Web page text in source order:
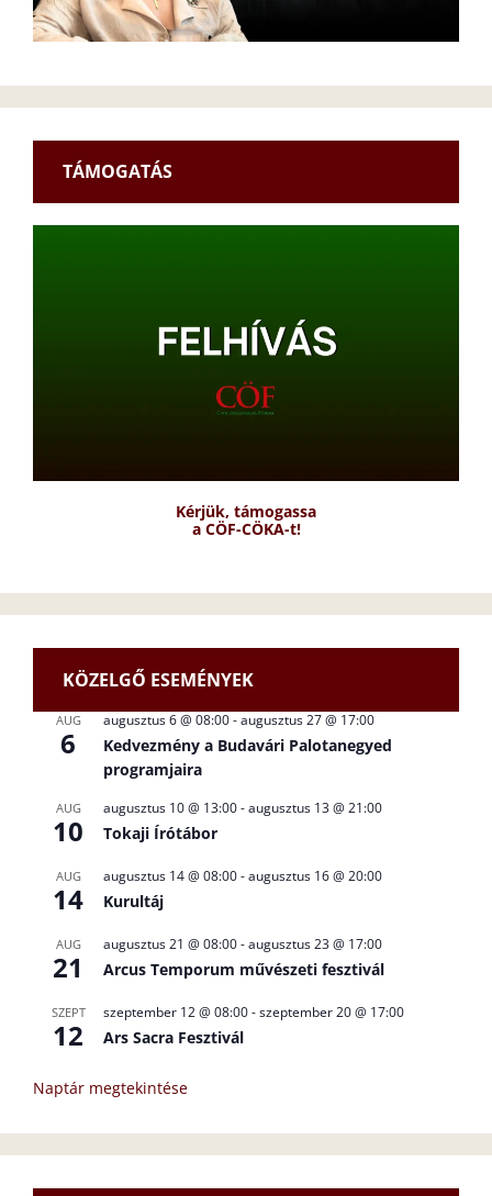
TÁMOGATÁS
Kérjük, támogassa
a CÖF-CÖKA-t!
KÖZELGŐ ESEMÉNYEK
AUG
6
augusztus 6 @ 08:00-augusztus 27 @ 17:00
Kedvezmény a Budavári Palotanegyed
programjaira
AUG
10
augusztus 10 @ 13:00-augusztus 13 @ 21:00
Tokaji Írótábor
AUG
14
augusztus 14 @ 08:00-augusztus 16 @ 20:00
Kurultáj
AUG
21
augusztus 21 @ 08:00-augusztus 23 @ 17:00
Arcus Temporum művészeti fesztivál
SZEPT
12
szeptember 12 @ 08:00-szeptember 20 @ 17:00
Ars Sacra Fesztivál
Naptár megtekintése